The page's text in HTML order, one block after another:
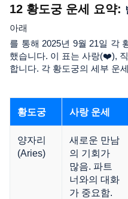
12 황도궁 운세 요약:
아래
를 통해 2025년 9월 21일 각
했습니다. 이 표는 사랑(❤️),
합니다. 각 황도궁의 세부 운
황도궁 사랑 운세
양자리
(Aries)
새로운 만남
의 기회가
많음. 파트
너와의 대화
가 중요함.